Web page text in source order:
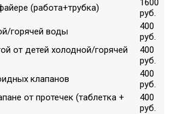
(работа+трубка)
1600
руб.
горячей воды
400
руб.
от детей холодной/горячей
400
руб.
клапанов
400
руб.
от протечек (таблетка +
400
руб.